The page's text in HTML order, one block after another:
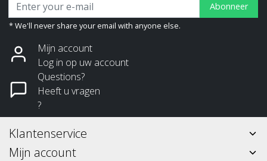
Abonneer
* We'll never share your email with anyone else.
Mijn account
Log in op uw account
Questions?
Heeft u vragen
?
Klantenservice
Mijn account